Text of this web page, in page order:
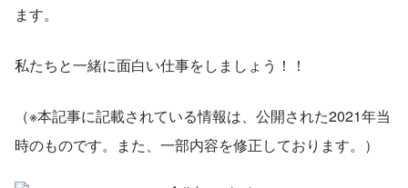
ます。
私たちと一緒に面白い仕事をしましょう！！
（※本記事に記載されている情報は、公開された2021年当
時のものです。また、一部内容を修正しております。）